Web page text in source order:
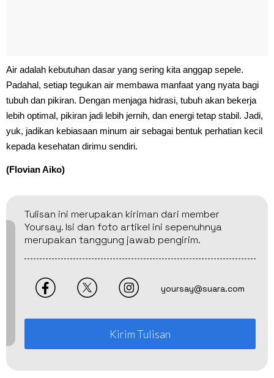
Air adalah kebutuhan dasar yang sering kita anggap sepele.
Padahal, setiap tegukan air membawa manfaat yang nyata bagi
tubuh dan pikiran. Dengan menjaga hidrasi, tubuh akan bekerja
lebih optimal, pikiran jadi lebih jernih, dan energi tetap stabil. Jadi,
yuk, jadikan kebiasaan minum air sebagai bentuk perhatian kecil
kepada kesehatan dirimu sendiri.
(Flovian Aiko)
Tulisan ini merupakan kiriman dari member
Yoursay. Isi dan foto artikel ini sepenuhnya
merupakan tanggung jawab pengirim.
yoursay@suara.com
Kirim Tulisan